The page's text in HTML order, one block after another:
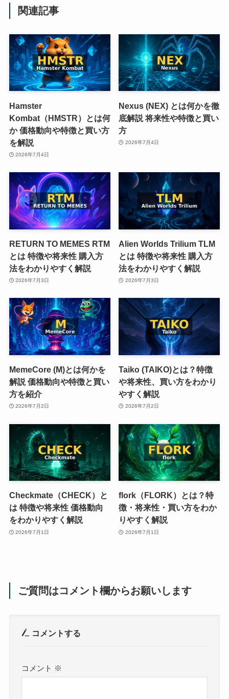
関連記事
Hamster
Kombat（HMSTR）とは何
か 価格動向や特徴と買い方
を解説
2026年7月4日
Nexus (NEX) とは何かを徹
底解説 将来性や特徴と買い
方
2026年7月4日
RETURN TO MEMES RTM
とは 特徴や将来性 購入方
法をわかりやすく解説
2026年7月3日
Alien Worlds Trilium TLM
とは 特徴や将来性 購入方
法をわかりやすく解説
2026年7月3日
MemeCore (M)とは何かを
解説 価格動向や特徴と買い
方を紹介
2026年7月2日
Taiko (TAIKO)とは？特徴
や将来性、買い方をわかり
やすく解説
2026年7月2日
Checkmate（CHECK）と
は 特徴や将来性 価格動向
をわかりやすく解説
2026年7月1日
flork（FLORK）とは？特
徴・将来性・買い方をわか
りやすく解説
2026年7月1日
ご質問はコメント欄からお願いします
コメントする
コメント ※